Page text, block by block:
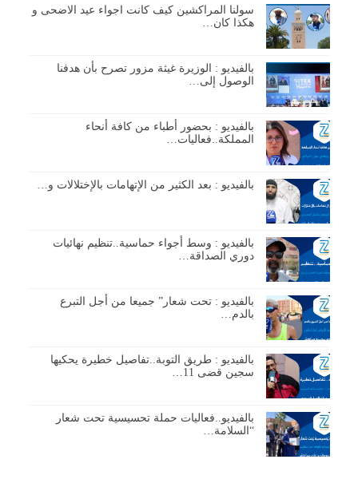
سولنا المراكشين كيف كانت اجواء عيد الاضحى و
هكذا كان…
بالفيديو : الوزيرة غيثة مزور تصرح بأن هدفنا
الوصول إلى…
بالفيديو : بحضور أطباء من كافة أنحاء
المملكة..فعاليات…
بالفيديو : بعد الكثير من الإتهامات بالإختلالات و…
بالفيديو : وسط أجواء حماسية..تنظيم نهائيات
دوري الصداقة…
بالفيديو : تحت شعار” جميعا من أجل التبرع
بالدم…
بالفيديو : طريق التوبة..تفاصيل خطيرة يحكيها
سجين قضى 11…
بالفيديو..فعاليات حملة تحسيسية تحت شعار
“السلامة…